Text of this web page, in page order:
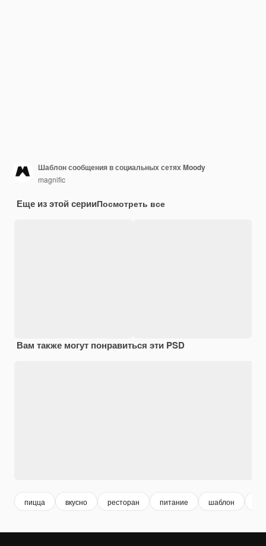
Шаблон сообщения в социальных сетях Moody
magnific
Еще из этой серииПосмотреть все
Вам также могут понравиться эти PSD
пицца вкусно ресторан питание шаблон